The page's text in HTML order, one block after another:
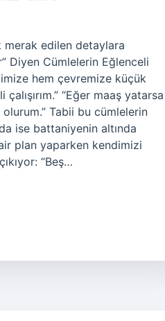
merak edilen detaylara
Diyen Cümlelerin Eğlenceli
hem çevremize küçük
“Eğer maaş yatarsa
Tabii bu cümlelerin
ise battaniyenin altında
plan yaparken kendimizi
“Beş…